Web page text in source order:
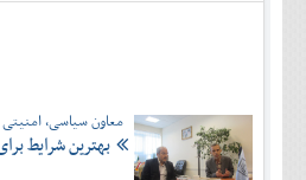
معاون سیاسی، امنیتی
بهترین شرایط